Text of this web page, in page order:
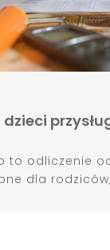
to odliczenie
dla